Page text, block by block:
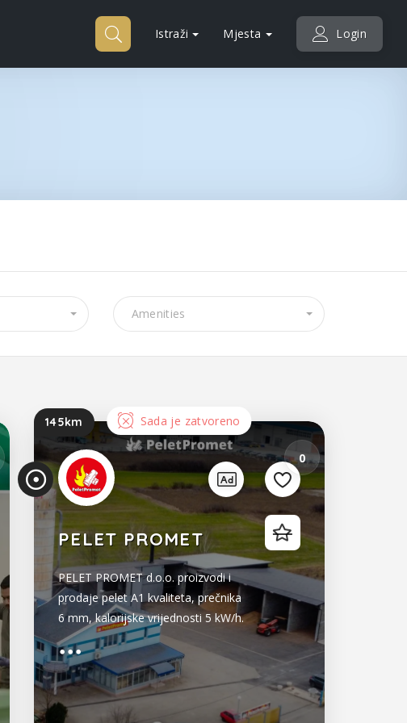
Login
Istraži Mjesta
145km Sada je zatvoreno
0
PELET PROMET
PELET PROMET d.o.o. proizvodi i
prodaje pelet A1 kvaliteta, prečnika
6 mm, kalorijske vrijednosti 5 kW/h.